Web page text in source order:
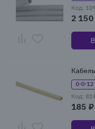
Код:
2 150
0·0·12
Код:
185 ₽